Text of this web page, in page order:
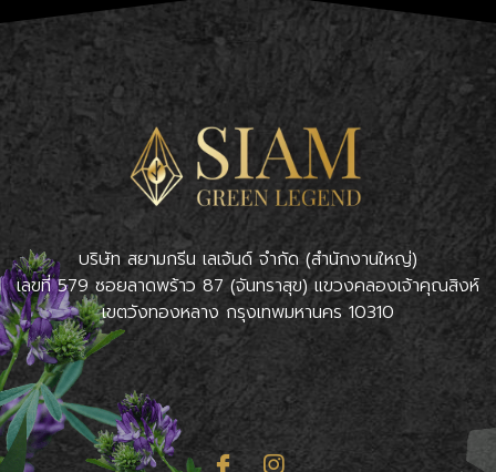
บริษัท สยามกรีน เลเจ้นด์ จำกัด (สำนักงานใหญ่)
เลขที่ 579 ซอยลาดพร้าว 87 (จันทราสุข) แขวงคลองเจ้าคุณสิงห์
เขตวังทองหลาง กรุงเทพมหานคร 10310